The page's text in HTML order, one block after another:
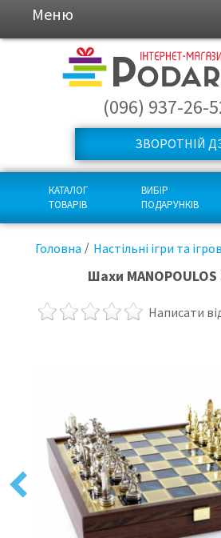
Меню
(096) 937-26-
ЗВОРОТНІЙ
КАТАЛОГ
ТОВАРІВ
ВИБІР
ПОДАРУНКІВ
Головна Настільні ігри та
Шахи MANOPOULOS
Написати
Previous